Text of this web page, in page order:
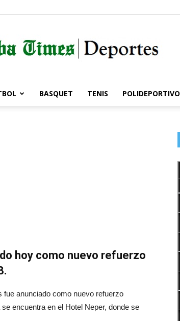
Córdoba
BASQUET TENIS POLIDEPORTIVO
hoy como nuevo refuerzo
fue anunciado como nuevo refuerzo
encuentra en el Hotel Neper, donde se